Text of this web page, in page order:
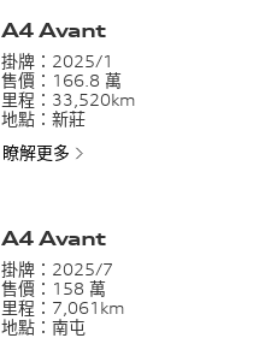
A4 Avant
掛牌： 2025/1
售價： 166.8 萬
里程： 33,520km
地點： 新莊
瞭解更多
A4 Avant
掛牌： 2025/7
售價： 158 萬
里程： 7,061km
地點： 南屯